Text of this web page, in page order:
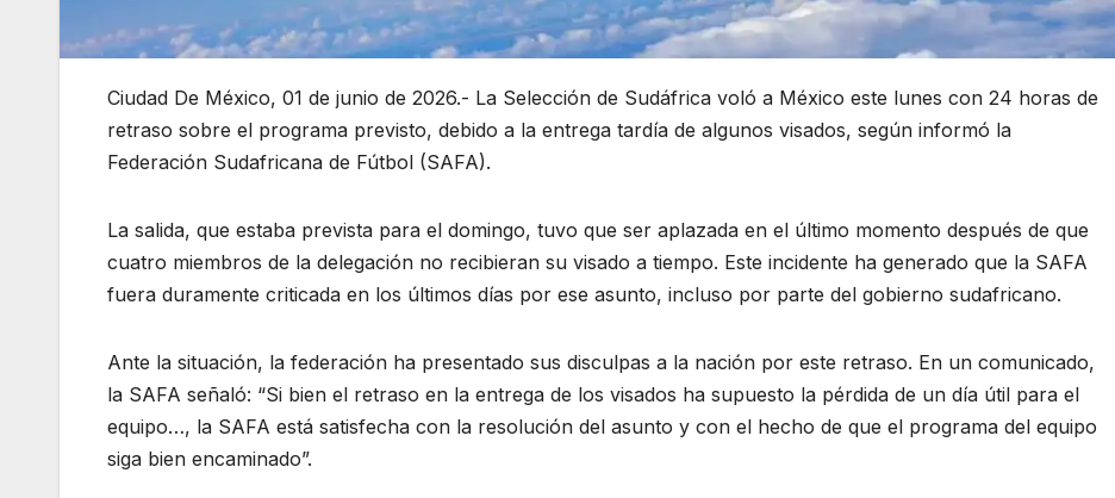
Ciudad De México, 01 de junio de 2026.- La Selección de Sudáfrica voló a México este lunes con 24 horas de
retraso sobre el programa previsto, debido a la entrega tardía de algunos visados, según informó la
Federación Sudafricana de Fútbol (SAFA).
La salida, que estaba prevista para el domingo, tuvo que ser aplazada en el último momento después de que
cuatro miembros de la delegación no recibieran su visado a tiempo. Este incidente ha generado que la SAFA
fuera duramente criticada en los últimos días por ese asunto, incluso por parte del gobierno sudafricano.
Ante la situación, la federación ha presentado sus disculpas a la nación por este retraso. En un comunicado,
la SAFA señaló: “Si bien el retraso en la entrega de los visados ha supuesto la pérdida de un día útil para el
equipo…, la SAFA está satisfecha con la resolución del asunto y con el hecho de que el programa del equipo
siga bien encaminado”.